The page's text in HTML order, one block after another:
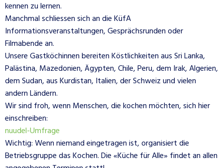
kennen zu lernen.
Manchmal schliessen sich an die KüfA
Informationsveranstaltungen, Gesprächsrunden oder
Filmabende an.
Unsere Gastköchinnen bereiten Köstlichkeiten aus Sri Lanka,
Palästina, Mazedonien, Ägypten, Chile, Peru, dem Irak, Algerien,
dem Sudan, aus Kurdistan, Italien, der Schweiz und vielen
andern Ländern.
Wir sind froh, wenn Menschen, die kochen möchten, sich hier
einschreiben:
nuudel-Umfrage
Wichtig: Wenn niemand eingetragen ist, organisiert die
Betriebsgruppe das Kochen. Die «Küche für Alle» findet an allen